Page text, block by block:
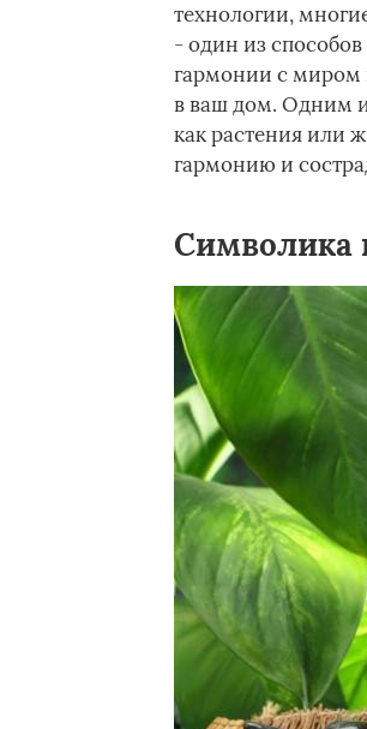
технологии,
- один из
гармонии с миром
в ваш дом. Одним
как растения или
гармонию и
Символика